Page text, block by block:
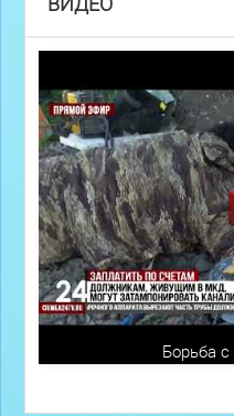
ВИДЕО
Борьба